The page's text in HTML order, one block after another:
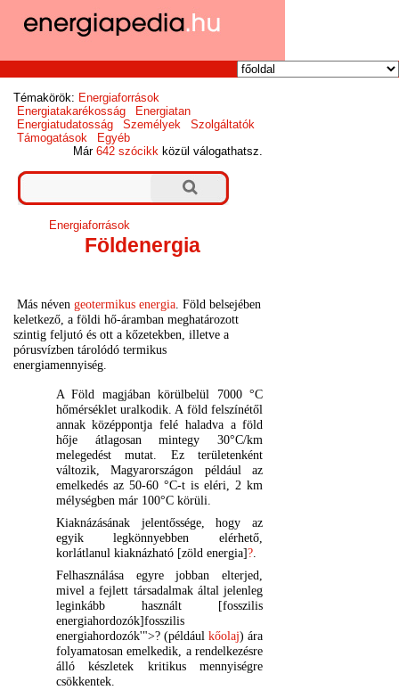
Témakörök: Energiaforrások
Energiatakarékosság
Energiatan
Energiatudatosság
Személyek
Szolgáltatók
Támogatások
Egyéb
Már642 szócikk közül válogathatsz.
Energiaforrások
Földenergia
Más névengeotermikus energia.Föld belsejében
keletkező, a földi hő-áramban meghatározott
szintig feljutó és ott a kőzetekben, illetve a
pórusvízben tárolódó termikus
energiamennyiség.
A Föld magjában körülbelül 7000 °C
hőmérséklet uralkodik.A föld felszínétől
annak középpontja felé haladva a föld
hője átlagosan mintegy 30°C/km
melegedést mutat. Ez területenként
változik, Magyarországon például az
emelkedés az 50-60 °C-t is eléri, 2 km
mélységben már 100°C körüli.
Kiaknázásának jelentőssége, hogy az
egyik legkönnyebben elérhető,
korlátlanul kiaknázható [zöld energia]?.
Felhasználása egyre jobban elterjed,
mivel a fejlett társadalmak által jelenleg
leginkább használt [fosszilis
energiahordozók]fosszilis
energiahordozók'">?(példáulkőolaj) ára
folyamatosan emelkedik, a rendelkezésre
álló készletek kritikus mennyiségre
csökkentek.